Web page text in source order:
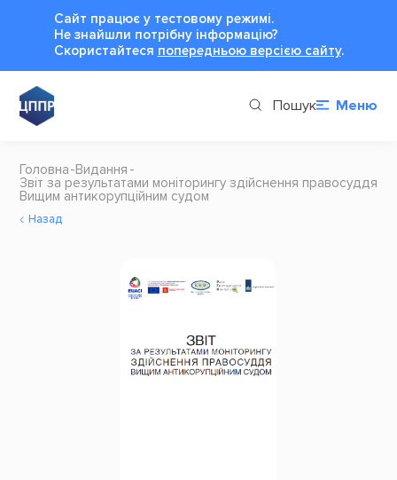
Сайт працює у тестовому режимі.
Не знайшли потрібну інформацію?
Cкористайтеся попередньою версією сайту.
Пошук Меню
Головна Видання
Звіт за результатами моніторингу здійснення правосуддя
Вищим антикорупційним судом
Назад